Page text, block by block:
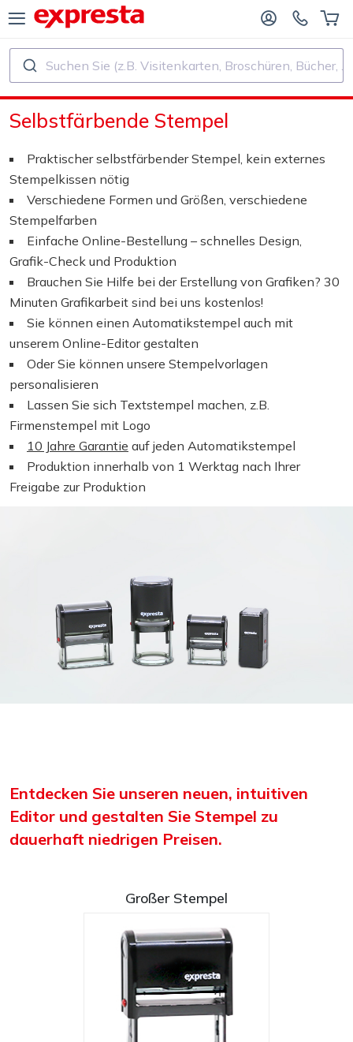
Druck
Aufkleber und Etiketten
Kalender
Stempel herstellen
PRODUKTE
VERLAGE UND AUTOREN
BUCHVERLAGE
Suchen Sie (z.B. Visitenkarten, Broschüren, Bücher, ...)
Selbstfärbende Stempel
Praktischer selbstfärbender Stempel, kein externes
Stempelkissen nötig
Verschiedene Formen und Größen, verschiedene
Stempelfarben
Einfache Online-Bestellung – schnelles Design,
Grafik-Check und Produktion
Brauchen Sie Hilfe bei der Erstellung von Grafiken? 30
Minuten Grafikarbeit sind bei uns kostenlos!
Sie können einen Automatikstempel auch mit
unserem Online-Editor gestalten
Oder Sie können unsere Stempelvorlagen
personalisieren
Lassen Sie sich Textstempel machen, z.B.
Firmenstempel mit Logo
10 Jahre Garantie auf jeden Automatikstempel
Produktion innerhalb von 1 Werktag nach Ihrer
Freigabe zur Produktion
Entdecken Sie unseren neuen, intuitiven
Editor und gestalten Sie Stempel zu
dauerhaft niedrigen Preisen.
Großer Stempel